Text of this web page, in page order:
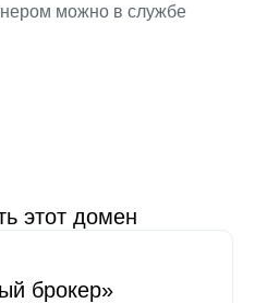
можно в службе
этот домен
брокер»